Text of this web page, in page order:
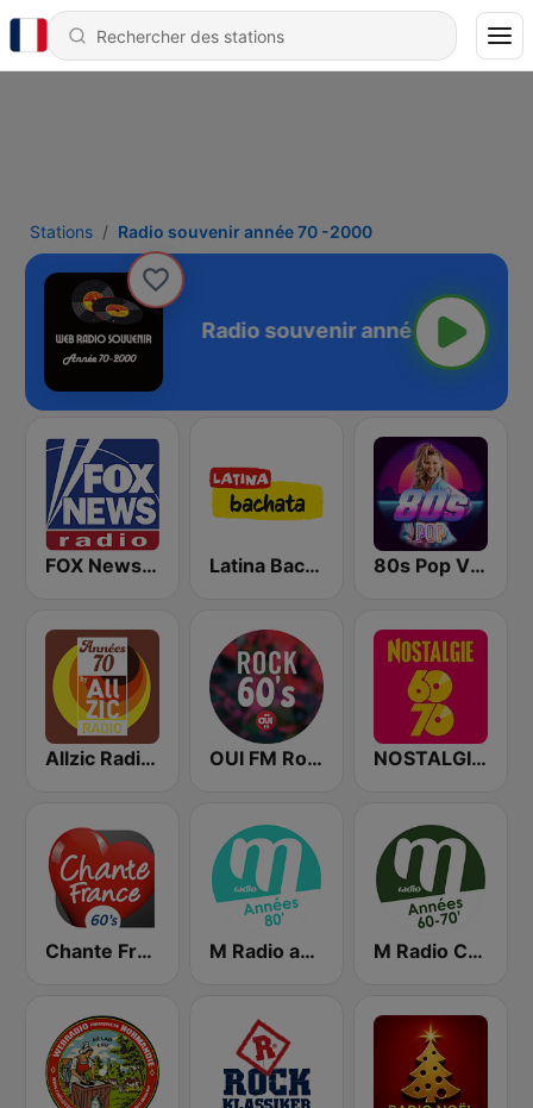
Stations Radio souvenir année 70 -2000
70 -2000
FOX News Radio Latina Bachata 80s Pop Vibes
Allzic Radio Années 70 OUI FM Rock 60's NOSTALGIE 60 70
Chante France 60's M Radio années 80 M Radio Culte 60 - 70